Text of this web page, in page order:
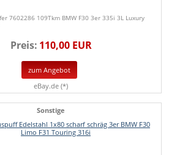
7602286 109Tkm BMW F30 3er 335i 3L Luxury
Preis: 110,00 EUR
zum Angebot
eBay.de (*)
Sonstige